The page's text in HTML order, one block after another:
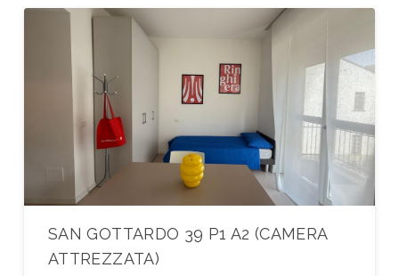
SAN GOTTARDO 39 P1 A2 (CAMERA
ATTREZZATA)